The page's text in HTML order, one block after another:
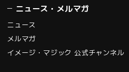
ニュース・メルマガ
ニュース
メルマガ
イメージ・マジック 公式チャンネル